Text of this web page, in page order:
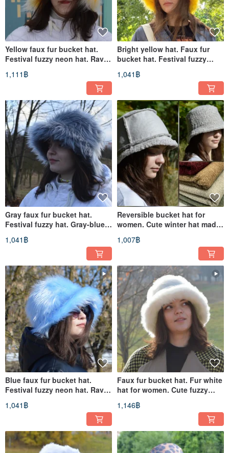
Yellow faux fur bucket hat.
Festival fuzzy neon hat. Rave
hat. Bright shaggy hat
1,111฿
Bright yellow hat. Faux fur
bucket hat. Festival fuzzy
neon hat. Acid yellow hat
1,041฿
Gray faux fur bucket hat.
Festival fuzzy hat. Gray-blue
fluffy hat. Rave hat.
1,041฿
Reversible bucket hat for
women. Cute winter hat made
of faux suede. Fashion hat
1,007฿
Blue faux fur bucket hat.
Festival fuzzy neon hat. Rave
hat. Bright shaggy hat.
1,041฿
Faux fur bucket hat. Fur white
hat for women. Cute fuzzy
hats. Fluffy warm hat.
1,146฿